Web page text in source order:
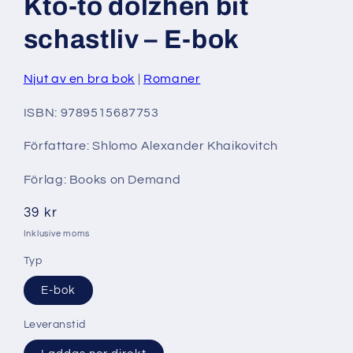
modalfönster
Kto-to dolzhen bit
schastliv – E-bok
Njut av en bra bok Romaner
ISBN: 9789515687753
Författare: Shlomo Alexander Khaikovitch
Förlag: Books on Demand
Ordinarie
pris
39 kr
Inklusive moms
Typ
E-bok
Leveranstid